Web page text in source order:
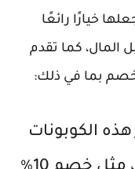
خيارًا رائعًا
المال، كما تقدم
بما في ذلك:
الكوبونات